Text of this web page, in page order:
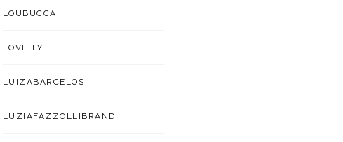
LOUBUCCA
LOVLITY
LUIZABARCELOS
LUZIAFAZZOLLIBRAND